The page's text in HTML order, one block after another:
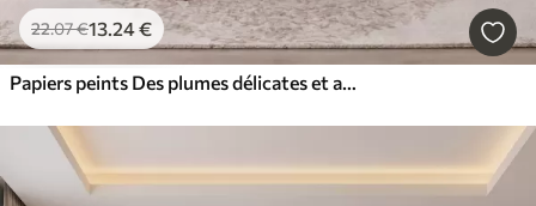
22.07€13.24€
Papiers peints Des plumes délicates et aériennes, nimbées d'une brume rose-pêche aux reflets chatoyants